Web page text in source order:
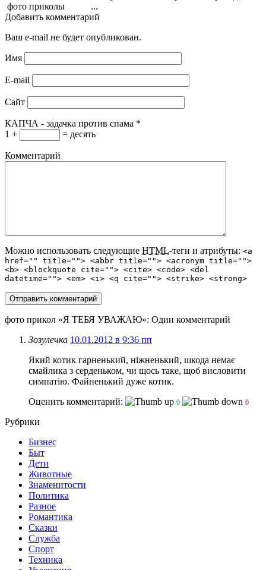
фото приколы ...
Добавить комментарий
Ваш e-mail не будет опубликован.
Имя
E-mail
Сайт
КАПЧА - задачка против спама *
1 +
= десять
Комментарий
Можно использовать следующие HTML-теги и атрибуты: <a
href="" title=""> <abbr title=""> <acronym title="">
<b> <blockquote cite=""> <cite> <code> <del
datetime=""> <em> <i> <q cite=""> <strike> <strong>
фото прикол «Я ТЕБЯ УВАЖАЮ»: Один комментарий
Зозулечка 10.01.2012 в 9:36 пп
Який котик гарненький, ніжненький, шкода немає
смайлика з серденьком, чи щось таке, щоб висловити
симпатію. Файненький дуже котик.
Оценить комментарий:
0 0
Рубрики
Бизнес
Быт
Дети
Животные
Знаменитости
Политика
Разное
Романтика
Сказки
Служба
Спорт
Техника